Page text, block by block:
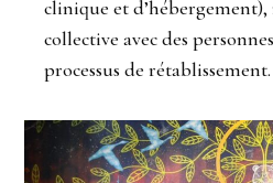
clinique et d’hébergement),
collective avec des
processus de rétablissement.